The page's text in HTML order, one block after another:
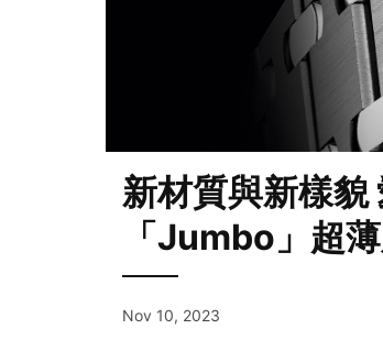
新材質與新樣貌
「Jumbo」超
Nov 10, 2023